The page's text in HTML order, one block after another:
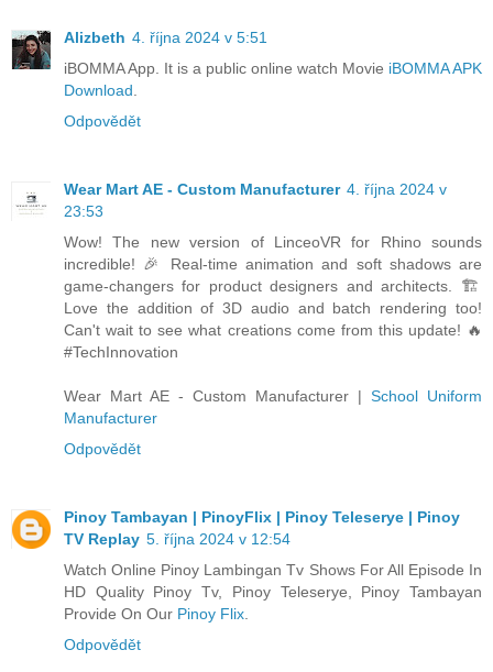
Alizbeth 4. října 2024 v 5:51
iBOMMA App. It is a public online watch Movie iBOMMA APK
Download.
Odpovědět
Wear Mart AE - Custom Manufacturer 4. října 2024 v
23:53
Wow! The new version of LinceoVR for Rhino sounds
incredible! 🎉 Real-time animation and soft shadows are
game-changers for product designers and architects. 🏗️
Love the addition of 3D audio and batch rendering too!
Can't wait to see what creations come from this update! 🔥
#TechInnovation
Wear Mart AE - Custom Manufacturer | School Uniform
Manufacturer
Odpovědět
Pinoy Tambayan | PinoyFlix | Pinoy Teleserye | Pinoy
TV Replay 5. října 2024 v 12:54
Watch Online Pinoy Lambingan Tv Shows For All Episode In
HD Quality Pinoy Tv, Pinoy Teleserye, Pinoy Tambayan
Provide On Our Pinoy Flix.
Odpovědět